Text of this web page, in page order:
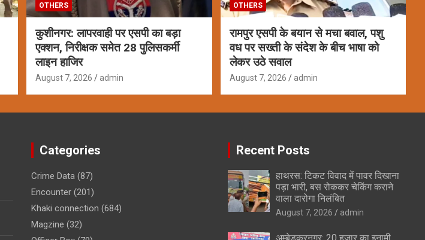
OTHERS
कुशीनगर: लापरवाही पर एसपी का बड़ा
एक्शन, निरीक्षक समेत 28 पुलिसकर्मी
लाइन हाजिर
August 7, 2026 admin
OTHERS
रामपुर एसपी के बयान से मचा बवाल, पशु
वध पर सख्ती के संदेश के बीच भाषा को
लेकर उठे सवाल
August 7, 2026 admin
Categories
Crime Data (87)
Encounter (201)
Khaki connection (684)
Magzine (32)
Recent Posts
हाथरस: टिकट विवाद में पावर दिखाना
पड़ा भारी, बस रोककर चेकिंग कराने
वाला दारोगा निलंबित
August 7, 2026 admin